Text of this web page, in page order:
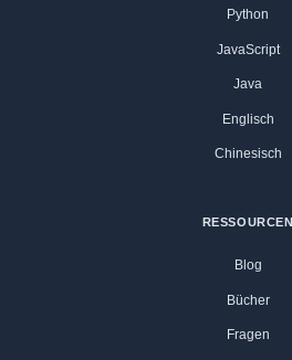
Python
JavaScript
Java
Englisch
Chinesisch
RESSOURCEN
Blog
Bücher
Fragen